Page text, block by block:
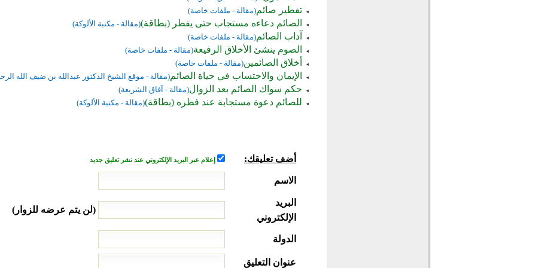
تفطير صائم(مقالة - ملفات خاصة)
الصائم دعاءه مستجاب حتى يفطر (بطاقة)(مقالة - مكتبة الألوكة)
آداب الصائم(مقالة - ملفات خاصة)
الصوم ينشئ الأخلاق الرفيعة(مقالة - ملفات خاصة)
أخلاق الصائمين(مقالة - ملفات خاصة)
الإيمان والاحتساب في حياة الصائم(مقالة - موقع الشيخ الدكتور عبدالله بن ضيف الله
حكم سواك الصائم بعد الزوال(مقالة - آفاق الشريعة)
للصائم دعوة مستجابة عند فطره (بطاقة)(مقالة - مكتبة الألوكة)
أضف تعليقك: إعلام عبر البريد الإلكتروني عند نشر تعليق جديد
الاسم
البريد
الإلكتروني
(لن يتم عرضه للزوار)
الدولة
عنوان التعليق